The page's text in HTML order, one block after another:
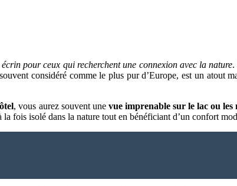
pour ceux qui recherchent une connexion avec la nature.
considéré comme le plus pur d’Europe, est un atout
, vous aurez souvent une vue imprenable sur le lac ou les
fois isolé dans la nature tout en bénéficiant d’un confort